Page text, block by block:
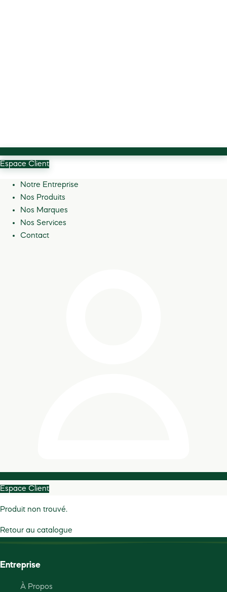
Espace Client
Notre Entreprise
Nos Produits
Nos Marques
Nos Services
Contact
Espace Client
Produit non trouvé.
Retour au catalogue
Entreprise
À Propos